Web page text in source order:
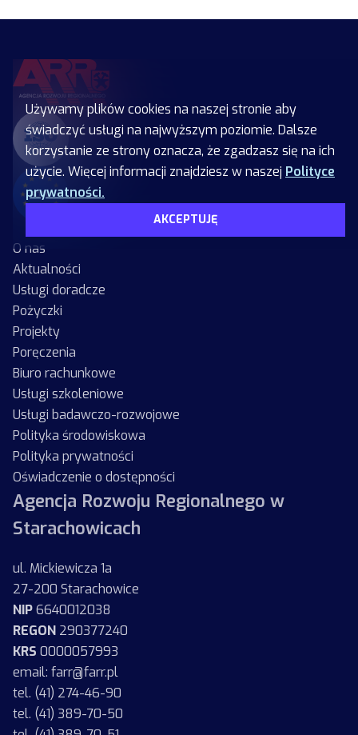
Używamy plików cookies na naszej stronie aby
świadczyć usługi na najwyższym poziomie. Dalsze
korzystanie ze strony oznacza, że zgadzasz się na ich
użycie. Więcej informacji znajdziesz w naszej Polityce
prywatności.
AKCEPTUJĘ
O nas
Aktualności
Usługi doradcze
Pożyczki
Projekty
Poręczenia
Biuro rachunkowe
Usługi szkoleniowe
Usługi badawczo-rozwojowe
Polityka środowiskowa
Polityka prywatności
Oświadczenie o dostępności
Agencja Rozwoju Regionalnego w
Starachowicach
ul. Mickiewicza 1a
27-200 Starachowice
NIP6640012038
REGON 290377240
KRS 0000057993
email: farr@farr.pl
tel. (41) 274-46-90
tel. (41) 389-70-50